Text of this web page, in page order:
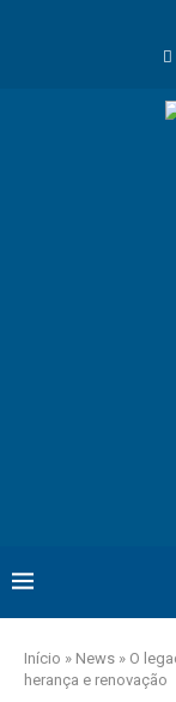
Início » News » O
herança e renovação